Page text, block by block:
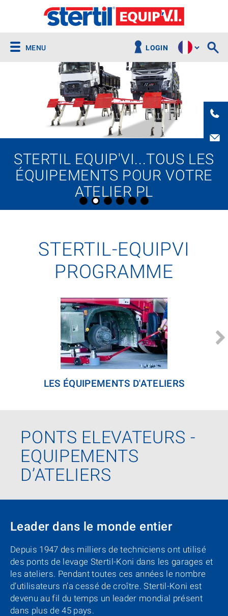
MENU LOGIN
STERTIL EQUIP'VI...TOUS LES
ÉQUIPEMENTS POUR VOTRE
ATELIER PL
STERTIL-EQUIPVI
PROGRAMME
LES ÉQUIPEMENTS D'ATELIERS
PONTS ELEVATEURS -
EQUIPEMENTS
D’ATELIERS
Leader dans le monde entier
Depuis 1947 des milliers de techniciens ont utilisé
des ponts de levage Stertil-Koni dans les garages et
les ateliers. Pendant toutes ces années le nombre
d’utilisateurs n’a cessé de croître. Stertil-Koni est
devenu au fil du temps un leader mondial présent
dans plus de 45 pays.